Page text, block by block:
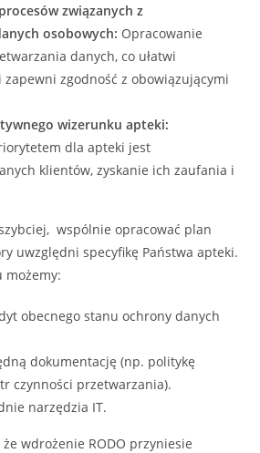
związanych z
osobowych: Opracowanie
danych, co ułatwi
zgodność z obowiązującymi
wizerunku apteki:
dla apteki jest
klientów, zyskanie ich zaufania i
wspólnie opracować plan
uwzględni specyfikę Państwa apteki.
możemy:
obecnego stanu ochrony danych
dokumentację (np. politykę
czynności przetwarzania).
narzędzia IT.
wdrożenie RODO przyniesie